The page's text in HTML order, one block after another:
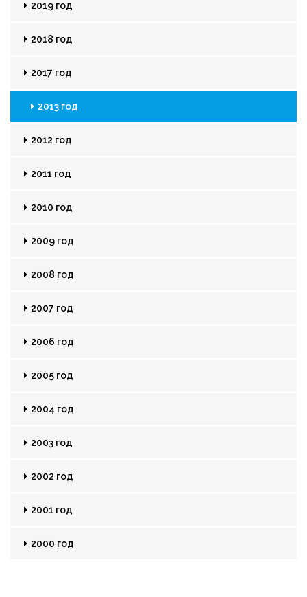
2019 год
2018 год
2017 год
2013 год
2012 год
2011 год
2010 год
2009 год
2008 год
2007 год
2006 год
2005 год
2004 год
2003 год
2002 год
2001 год
2000 год